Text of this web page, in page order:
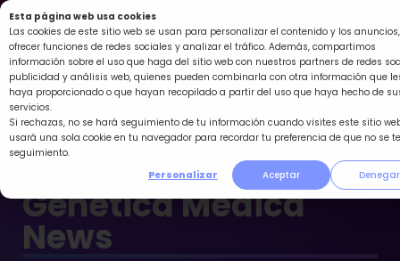
Esta página web usa cookies
Las cookies de este sitio web se usan para personalizar el contenido y los anuncios,
ofrecer funciones de redes sociales y analizar el tráfico. Además, compartimos
información sobre el uso que haga del sitio web con nuestros partners de redes
publicidad y análisis web, quienes pueden combinarla con otra información que
haya proporcionado o que hayan recopilado a partir del uso que haya hecho de
servicios.
Si rechazas, no se hará seguimiento de tu información cuando visites este sitio
usará una sola cookie en tu navegador para recordar tu preferencia de que no se
seguimiento.
Personalizar
Aceptar Denegar
Ir
al
contenido
Genética Médica
News